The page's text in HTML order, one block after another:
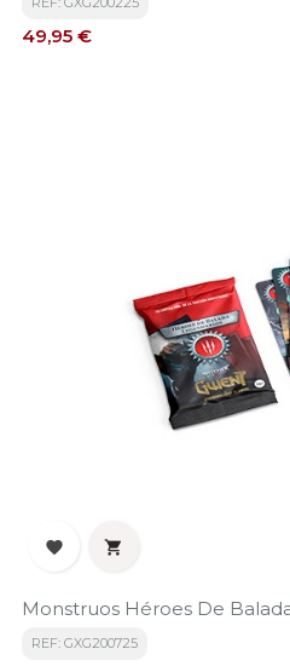
Precio
49,95 €
 
Monstruos Héroes De
REF: GXG200725